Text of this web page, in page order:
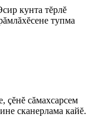
кунта тĕрлĕ
тупма
çĕнĕ сăмахсарсем
сканерлама кайĕ.